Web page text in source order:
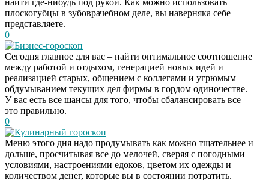
плоскогубцы в зубоврачебном деле, вы наверняка себе
представляете.
0
Бизнес-гороскоп
Сегодня главное для вас – найти оптимальное соотношение
между работой и отдыхом, генерацией новых идей и
реализацией старых, общением с коллегами и угрюмым
обдумыванием текущих дел фирмы в гордом одиночестве.
У вас есть все шансы для того, чтобы сбалансировать все
это правильно.
0
Кулинарный гороскоп
Меню этого дня надо продумывать как можно тщательнее и
дольше, просчитывая все до мелочей, сверяя с погодными
условиями, настроениями едоков, цветом их одежды и
количеством денег, которые вы в состоянии потратить.